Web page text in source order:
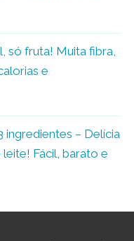
só fruta! Muita fibra,
e
ingredientes – Delícia
leite! Fácil, barato e